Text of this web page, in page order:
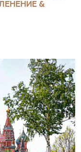
&